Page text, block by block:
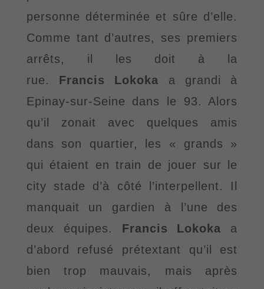
personne déterminée et sûre d’elle.
Comme tant d’autres, ses premiers
arrêts, il les doit à la
rue. Francis Lokoka a grandi à
Epinay-sur-Seine dans le 93. A lors
qu’il zonait avec quelques amis
dans son quartier, les « grands »
qui étaient en train de jouer sur le
city stade d’à côté
l’interpellent. Il
manquait un gardien à l’une des
deux équipes. Francis Lokoka
a
d’abord refusé prétextant qu’il est
bien trop mauvais, mais après